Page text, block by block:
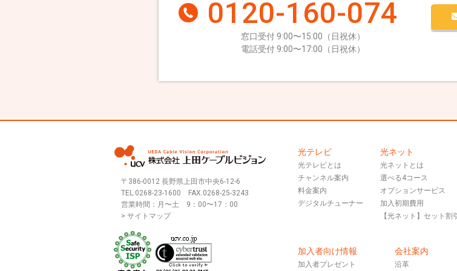
0120-160-074
窓口受付 9:00〜15:00（日祝休）
電話受付 9:00〜17:00（日祝休）
〒386-0012 長野県上田市中央6-12-6
TEL.0268-23-1600 FAX.0268-25-3243
営業時間：月〜土 9：00〜17：00
> サイトマップ
光テレビ
光テレビとは
チャンネル案内
料金案内
デジタルチューナー
光ネット
光ネットとは
選べる4コース
オプションサービス
加入初期費用
【光ネット】セット割引
加入者向け情報
加入者プレゼント
会社案内
沿革